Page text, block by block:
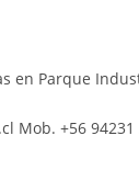
en Parque
Mob. +56 94231